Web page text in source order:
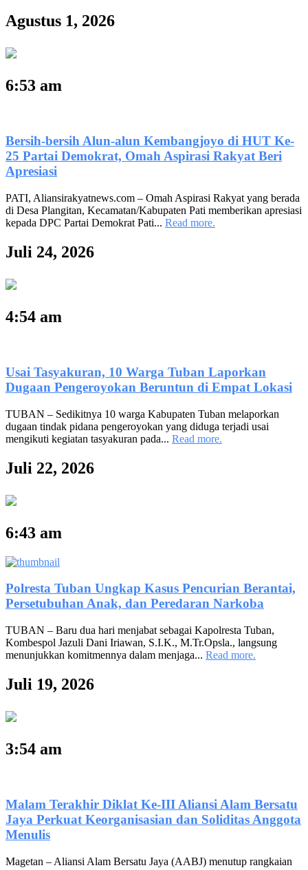
Agustus 1, 2026
6:53 am
Bersih-bersih Alun-alun Kembangjoyo di HUT Ke-
25 Partai Demokrat, Omah Aspirasi Rakyat Beri
Apresiasi
PATI, Aliansirakyatnews.com – Omah Aspirasi Rakyat yang berada
di Desa Plangitan, Kecamatan/Kabupaten Pati memberikan apresiasi
kepada DPC Partai Demokrat Pati... Read more.
Juli 24, 2026
4:54 am
Usai Tasyakuran, 10 Warga Tuban Laporkan
Dugaan Pengeroyokan Beruntun di Empat Lokasi
TUBAN – Sedikitnya 10 warga Kabupaten Tuban melaporkan
dugaan tindak pidana pengeroyokan yang diduga terjadi usai
mengikuti kegiatan tasyakuran pada... Read more.
Juli 22, 2026
6:43 am
Polresta Tuban Ungkap Kasus Pencurian Berantai,
Persetubuhan Anak, dan Peredaran Narkoba
TUBAN – Baru dua hari menjabat sebagai Kapolresta Tuban,
Kombespol Jazuli Dani Iriawan, S.I.K., M.Tr.Opsla., langsung
menunjukkan komitmennya dalam menjaga... Read more.
Juli 19, 2026
3:54 am
Malam Terakhir Diklat Ke-III Aliansi Alam Bersatu
Jaya Perkuat Keorganisasian dan Soliditas Anggota
Menulis
Magetan – Aliansi Alam Bersatu Jaya (AABJ) menutup rangkaian